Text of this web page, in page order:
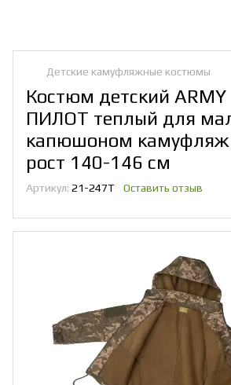
Детские камуфляжные костюмы
Костюм детский ARMY
ПИЛОТ теплый для
капюшоном камуфляж
рост 140-146 см
Артикул: 21-247Т Оставить отзыв